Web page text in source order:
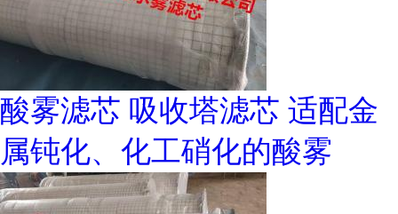
酸雾滤芯 吸收塔滤芯 适配金
属钝化、化工硝化的酸雾